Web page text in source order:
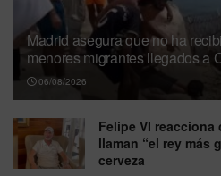
Madrid asegura que no ha
menores migrantes llegados a
06/08/2026
Felipe VI
llaman “el rey más
cerveza